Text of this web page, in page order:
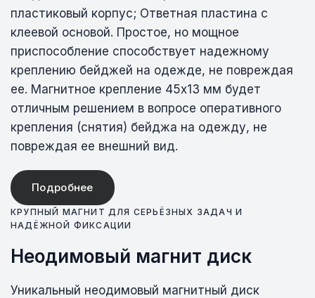
пластиковый корпус; Ответная пластина с
клеевой основой. Простое, но мощное
приспособление способствует надежному
креплению бейджей на одежде, не повреждая
ее. Магнитное крепление 45х13 мм будет
отличным решением в вопросе оперативного
крепления (снятия) бейджа на одежду, не
повреждая ее внешний вид.
Подробнее
КРУПНЫЙ МАГНИТ ДЛЯ СЕРЬЁЗНЫХ ЗАДАЧ И
НАДЁЖНОЙ ФИКСАЦИИ
Неодимовый магнит диск
Уникальный неодимовый магнитный диск